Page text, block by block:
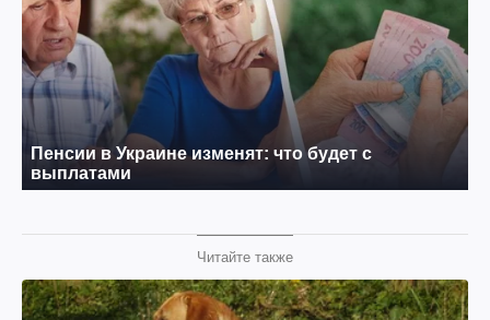
Читайте также